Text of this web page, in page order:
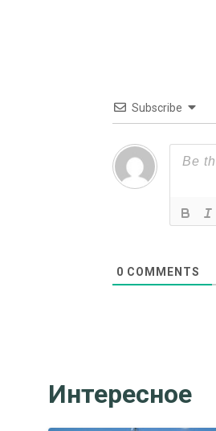
Subscribe
0 COMMENTS
Интересное